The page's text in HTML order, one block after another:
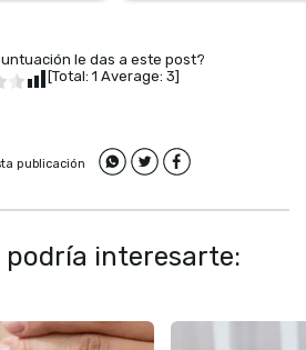
le das a este post?
[Total: 1 Average: 3]
publicación
podría interesarte: